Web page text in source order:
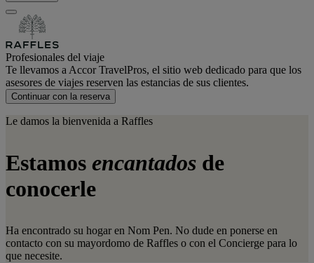
Profesionales del viaje
Te llevamos a Accor TravelPros, el sitio web dedicado para que los
asesores de viajes reserven las estancias de sus clientes.
Continuar con la reserva
Le damos la bienvenida a Raffles
Estamos encantados de
conocerle
Ha encontrado su hogar en Nom Pen. No dude en ponerse en
contacto con su mayordomo de Raffles o con el Concierge para lo
que necesite.